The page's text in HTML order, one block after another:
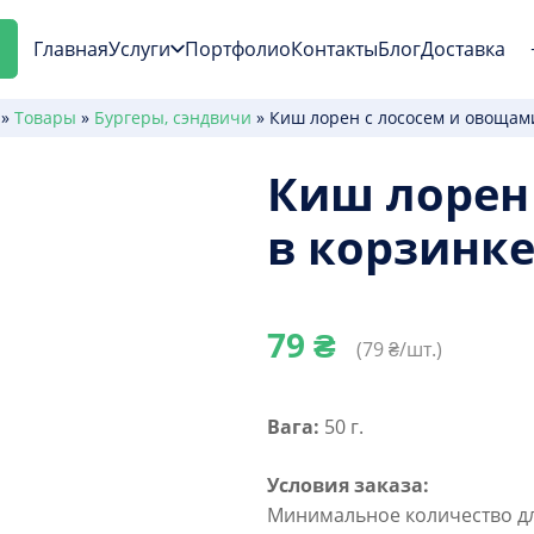
ГлавнаяУслуги ПортфолиоКонтактыБлогДоставка
» Товары » Бургеры, сэндвичи » Киш лорен с лососем и
Киш
в корзинке
79 ₴ (79₴/шт.)
Вага: 50 г.
Условия заказа:
Минимальное количество